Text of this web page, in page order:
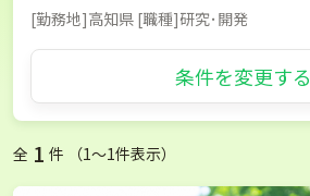
[勤務地]高知県 [職種]研究･開発
条件を変更する
全 1 件 （1〜1件表示）